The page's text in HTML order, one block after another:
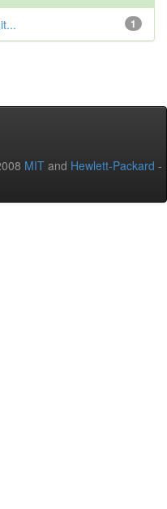
1
MIT and Hewlett-Packard -